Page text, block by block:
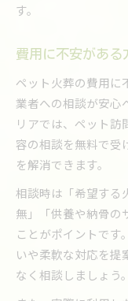
す。
費用に不安がある
ペット火葬の費用に
業者への相談が安心
リアでは、ペット訪
容の相談を無料で受
を解消できます。
相談時は「希望する
無」「供養や納骨の
ことがポイントです
いや柔軟な対応を提
なく相談しましょう。